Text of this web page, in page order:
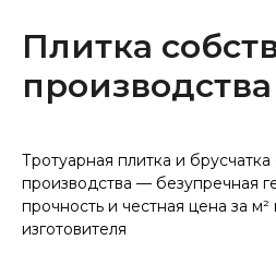
Плитка
производства
Тротуарная плитка и
производства — безупречная
прочность и честная цена за
изготовителя